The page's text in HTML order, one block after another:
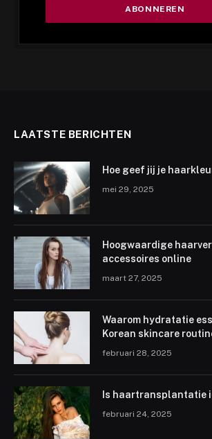
LAATSTE BERICHTEN
Hoe geef jij je
mei 29, 2025
Hoogwaardige
accessoires online
maart 27, 2025
Waarom hydratatie
Korean skincare
februari 28, 2025
Is haartransplantatie
februari 24, 2025